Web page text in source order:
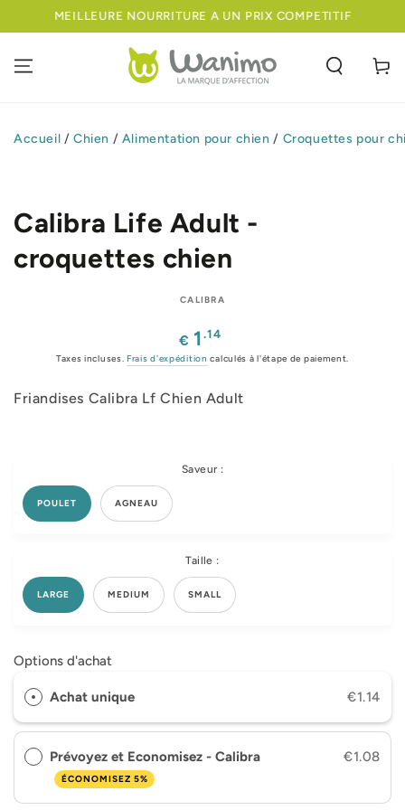
IGNORER LE
MEILLEURE NOURRITURE A UN PRIX COMPETITIF
Panier
Accueil / Chien / Alimentation pour chien / Croquettes pour
Calibra Life Adult -
croquettes chien
CALIBRA
Prix
normal
€ 1.14
Taxes incluses. Frais d'expédition calculés à l'étape de paiement.
Friandises Calibra Lf Chien Adult
Saveur :
POULET AGNEAU
Taille :
LARGE MEDIUM SMALL
Options d'achat
Achat unique €1.14
Prévoyez et Economisez - Calibra
ÉCONOMISEZ 5%
€1.08